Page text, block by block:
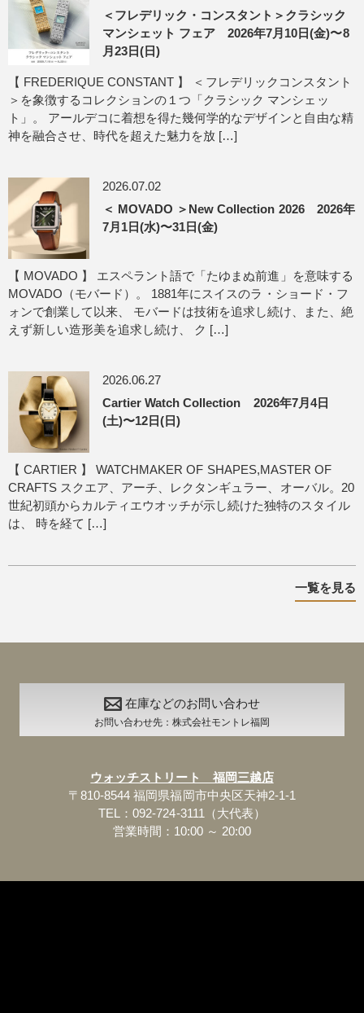
＜フレデリック・コンスタント＞クラシック
マンシェット フェア 2026年7月10日(金)〜8
月23日(日)
【 FREDERIQUE CONSTANT 】 ＜フレデリックコンスタント
＞を象徴するコレクションの１つ「クラシック マンシェッ
ト」。 アールデコに着想を得た幾何学的なデザインと自由な精
神を融合させ、時代を超えた魅力を放 […]
2026.07.02
＜ MOVADO ＞New Collection 2026 2026年
7月1日(水)〜31日(金)
【 MOVADO 】 エスペラント語で「たゆまぬ前進」を意味する
MOVADO（モバード）。 1881年にスイスのラ・ショード・フ
ォンで創業して以来、 モバードは技術を追求し続け、また、絶
えず新しい造形美を追求し続け、 ク […]
2026.06.27
Cartier Watch Collection 2026年7月4日
(土)〜12日(日)
【 CARTIER 】 WATCHMAKER OF SHAPES,MASTER OF
CRAFTS スクエア、アーチ、レクタンギュラー、オーバル。20
世紀初頭からカルティエウオッチが示し続けた独特のスタイル
は、 時を経て […]
一覧を見る
在庫などのお問い合わせ
お問い合わせ先：株式会社モントレ福岡
ウォッチストリート 福岡三越店
〒810-8544 福岡県福岡市中央区天神2-1-1
TEL：092-724-3111（大代表）
営業時間：10:00 ～ 20:00